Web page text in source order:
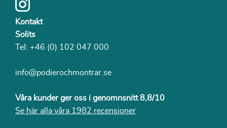
Kontakt
Solits
Tel: +46 (0) 102 047 000
info@podierochmontrar.se
Våra kunder ger oss i genomnsnitt 8,8/10
Se här alla våra 1982 recensioner